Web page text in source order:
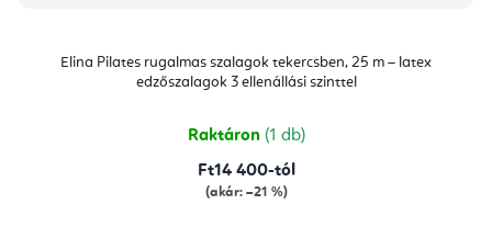
Elina Pilates rugalmas szalagok tekercsben, 25 m – latex
edzőszalagok 3 ellenállási szinttel
Raktáron (1 db)
Ft14 400-tól
(akár: –21 %)